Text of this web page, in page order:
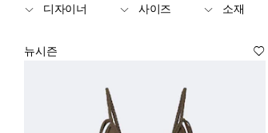
디자이너 사이즈 소재
뉴시즌